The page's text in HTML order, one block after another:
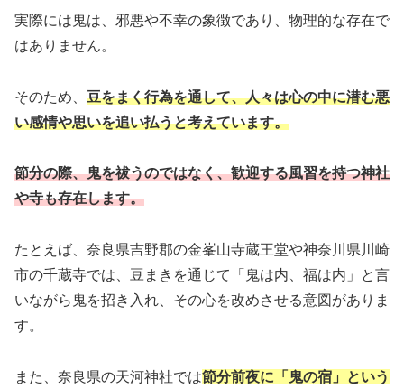
実際には鬼は、邪悪や不幸の象徴であり、物理的な存在で
はありません。
そのため、 豆をまく行為を通して、人々は心の中に潜む悪
い感情や思いを追い払うと考えています。
節分の際、鬼を祓うのではなく、歓迎する風習を持つ神社
や寺も存在します。
たとえば、奈良県吉野郡の金峯山寺蔵王堂や神奈川県川崎
市の千蔵寺では、豆まきを通じて「鬼は内、福は内」と言
いながら鬼を招き入れ、その心を改めさせる意図がありま
す。
また、奈良県の天河神社では節分前夜に「鬼の宿」という